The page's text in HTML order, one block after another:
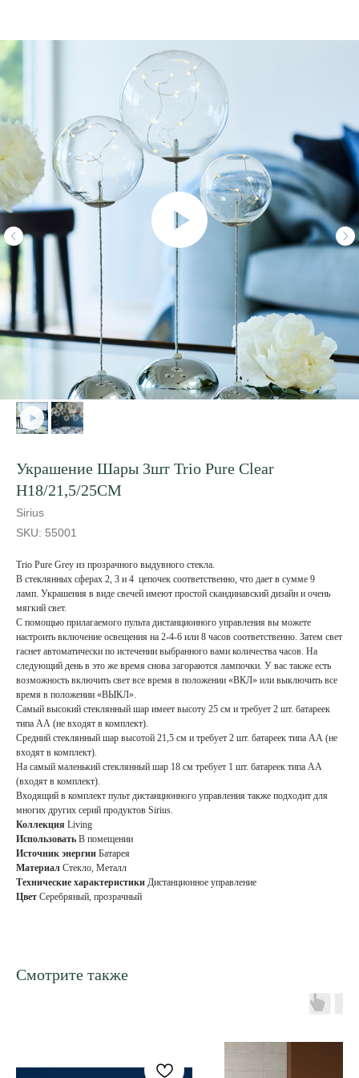
Украшение Шары 3шт Trio Pure Clear
H18/21,5/25CM
Sirius
SKU: 55001
Trio Pure Grey из прозрачного выдувного стекла.
В стеклянных сферах 2, 3 и 4 цепочек соответственно, что дает в сумме 9
ламп. Украшения в виде свечей имеют простой скандинавский дизайн и очень
мягкий свет.
С помощью прилагаемого пульта дистанционного управления вы можете
настроить включение освещения на 2-4-6 или 8 часов соответственно. Затем свет
гаснет автоматически по истечении выбранного вами количества часов. На
следующий день в это же время снова загораются лампочки. У вас также есть
возможность включить свет все время в положении «ВКЛ» или выключить все
время в положении «ВЫКЛ».
Самый высокий стеклянный шар имеет высоту 25 см и требует 2 шт. батареек
типа АА (не входят в комплект).
Средний стеклянный шар высотой 21,5 см и требует 2 шт. батареек типа АА (не
входят в комплект).
На самый маленький стеклянный шар 18 см требует 1 шт. батареек типа АА
(входят в комплект).
Входящий в комплект пульт дистанционного управления также подходит для
многих других серий продуктов Sirius.
Коллекция Living
Использовать В помещении
Источник энергии Батарея
Материал Стекло, Металл
Технические характеристики Дистанционное управление
Цвет Серебряный, прозрачный
Смотрите также